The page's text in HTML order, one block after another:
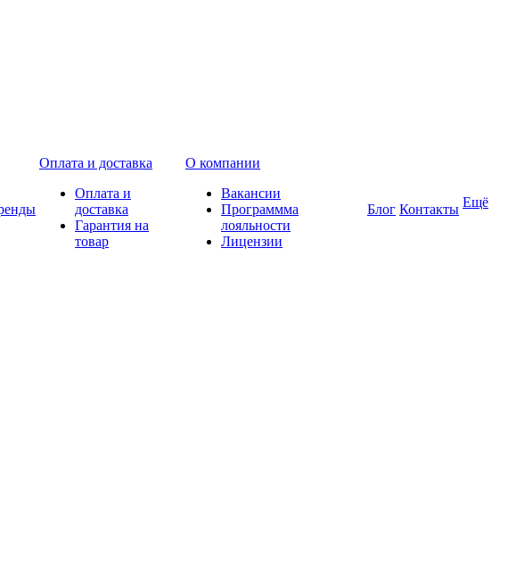
Оплата и доставка
Оплата и
доставка
Гарантия на
товар
О компании
Вакансии
Программма
лояльности
Лицензии
Блог Контакты Ещё